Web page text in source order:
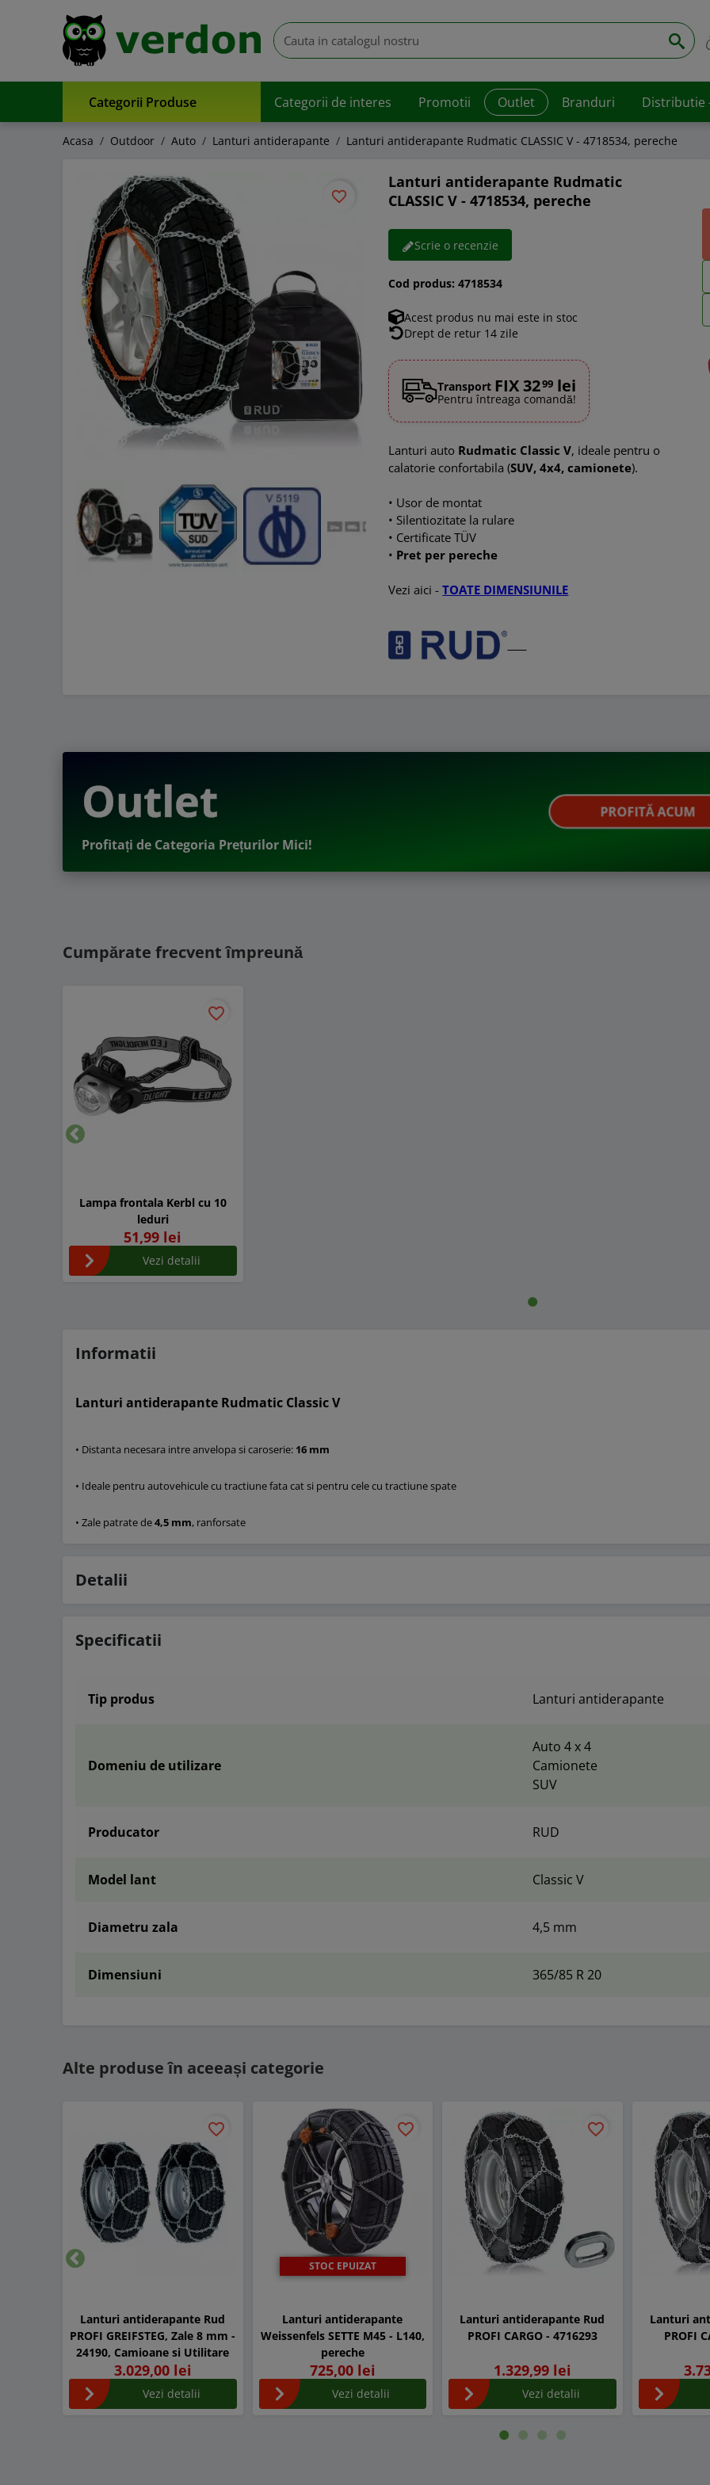
Categorii Produse Categorii de interes Promotii Outlet Branduri Distributie
Acasa Outdoor Auto Lanturi antiderapante Lanturi antiderapante Rudmatic CLASSIC V - 4718534, pereche
favorite_border
Lanturi antiderapante Rudmatic
CLASSIC V - 4718534, pereche
Scrie o recenzie
Cod produs: 4718534
Acest produs nu mai este in stoc
Drept de retur 14 zile
Transport FIX 3299lei
Pentru întreaga comandă!
Lanturi auto Rudmatic Classic V, ideale pentru o
calatorie confortabila (SUV, 4x4, camionete).
• Usor de montat
• Silentiozitate la rulare
• Certificate TÜV
• Pret per pereche
Vezi aici -TOATE DIMENSIUNILE
Outlet
Profitați de Categoria Prețurilor Mici!
PROFITĂ ACUM
Cumpărate frecvent împreună
favorite_border
Lampa frontala Kerbl cu 10
leduri
51,99 lei
Vezi detalii
Informatii
Lanturi antiderapante Rudmatic Classic V
• Distanta necesara intre anvelopa si caroserie: 16 mm
• Ideale pentru autovehicule cu tractiune fata cat si pentru cele cu tractiune spate
• Zale patrate de4,5 mm, ranforsate
Detalii
Specificatii
Tip produs Lanturi antiderapante
Domeniu de utilizare
Auto 4 x 4
Camionete
SUV
Producator RUD
Model lant Classic V
Diametru zala 4,5 mm
Dimensiuni 365/85 R 20
Alte produse în aceeași categorie
favorite_border
Lanturi antiderapante Rud
PROFI GREIFSTEG, Zale 8 mm -
24190, Camioane si Utilitare
3.029,00 lei
Vezi detalii
STOC EPUIZAT
favorite_border
Lanturi antiderapante
Weissenfels SETTE M45 - L140,
pereche
725,00 lei
Vezi detalii
favorite_border
Lanturi antiderapante Rud
PROFI CARGO - 4716293
1.329,99 lei
Vezi detalii
Lanturi
PROFI